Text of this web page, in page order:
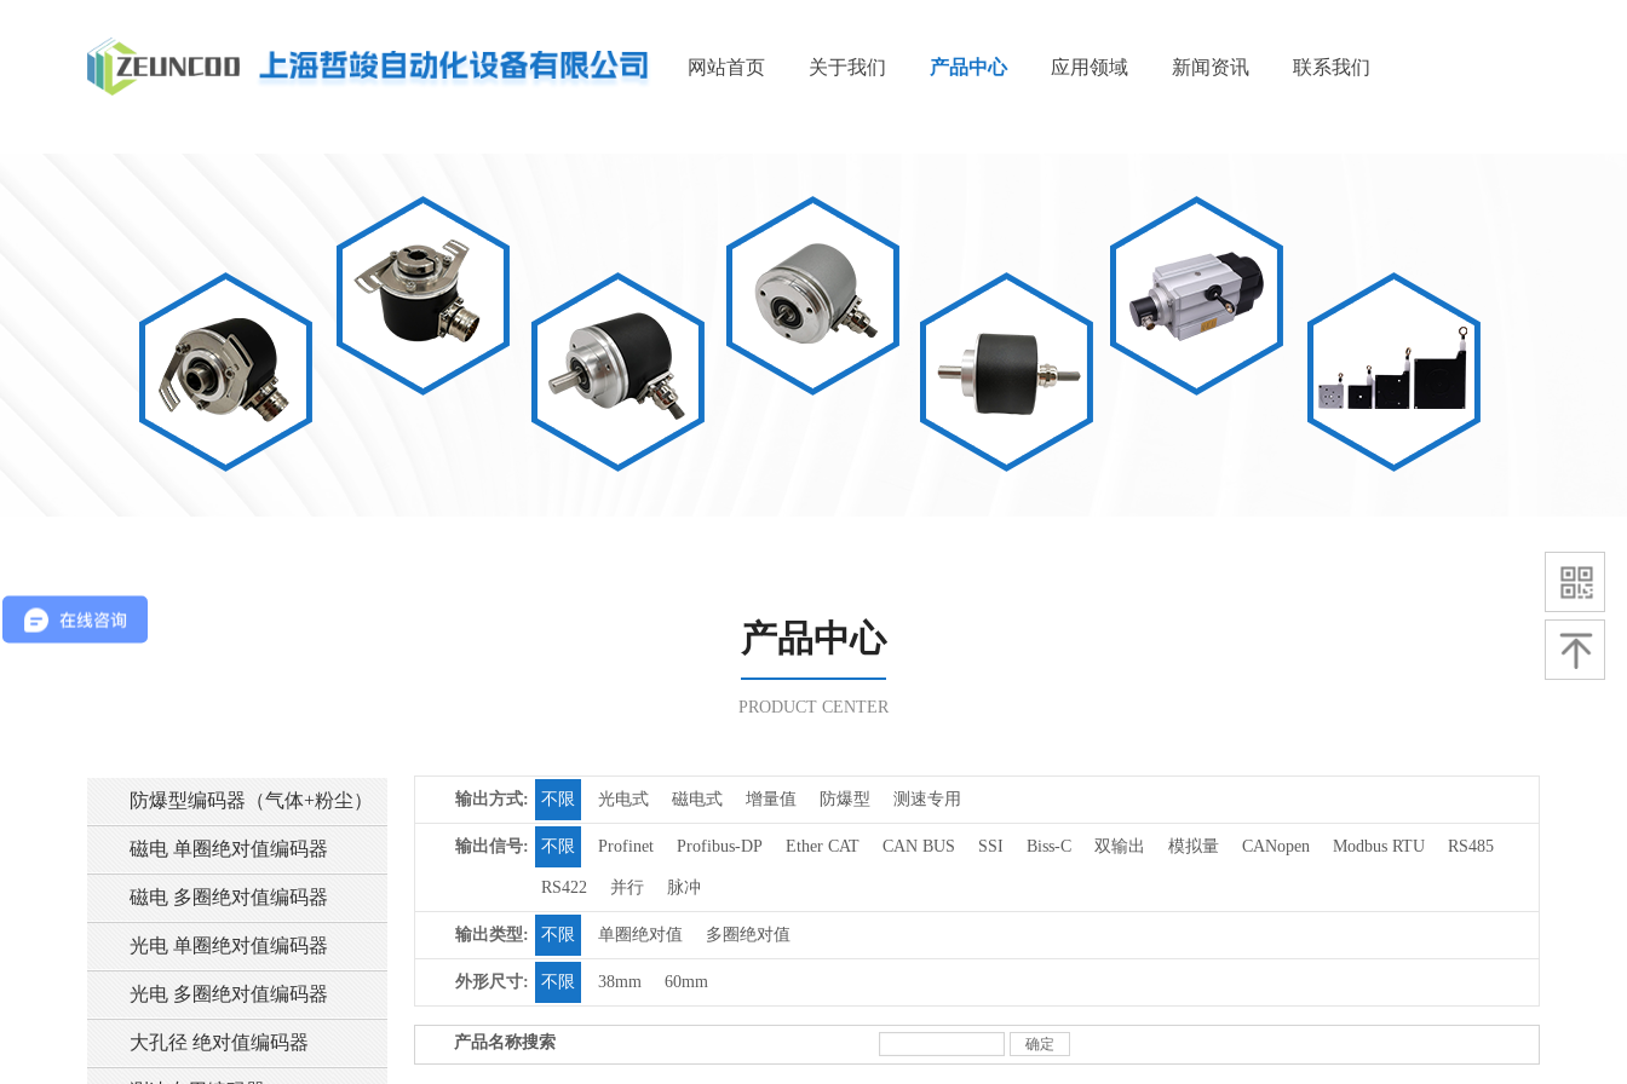
网站首页 关于我们 产品中心 应用领域 新闻资讯 联系我们
产品中心
PRODUCT CENTER
输出方式: 不限 光电式 磁电式 增量值 防爆型 测速专用
输出信号: 不限 Profinet Profibus-DP Ether CAT CAN BUS SSI Biss-C 双输出 模拟量 CANopen Modbus RTU RS485
RS422 并行 脉冲
输出类型: 不限 单圈绝对值 多圈绝对值
外形尺寸: 不限 38mm 60mm
确定
产品名称搜索
防爆型编码器（气体+粉尘）
磁电 单圈绝对值编码器
磁电 多圈绝对值编码器
光电 单圈绝对值编码器
光电 多圈绝对值编码器
大孔径 绝对值编码器